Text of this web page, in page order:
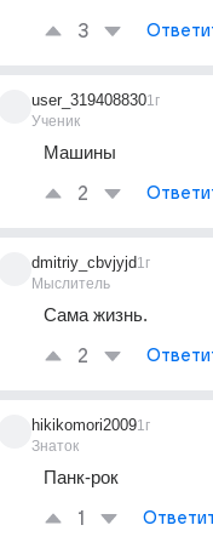
3
user_319408830
Ученик
1г
Машины
2
dmitriy_cbvjyjd
Мыслитель
1г
Сама жизнь.
2
hikikomori2009
Знаток
1г
Панк-рок
1